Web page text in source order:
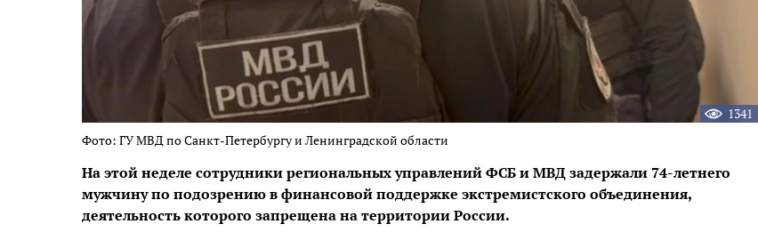
1341
Фото: ГУ МВД по Санкт-Петербургу и Ленинградской области
На этой неделе сотрудники региональных управлений ФСБ и МВД задержали 74-летнего
мужчину по подозрению в финансовой поддержке экстремистского объединения,
деятельность которого запрещена на территории России.